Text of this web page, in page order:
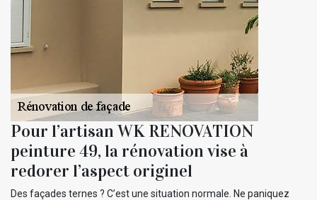
Pour l’artisan WK RENOVATION
peinture 49, la rénovation vise à
redorer l’aspect originel
Des façades ternes ? C’est une situation normale. Ne paniquez